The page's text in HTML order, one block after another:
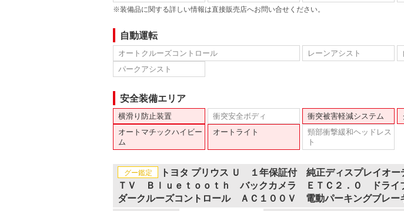
※装備品に関する詳しい情報は直接販売店へお問い合せください。
自動運転
オートクルーズコントロール レーンアシスト
パークアシスト
安全装備エリア
横滑り防止装置 衝突安全ボディ 衝突被害軽減システム
オートマチックハイビー
ム
オートライト
頸部衝撃緩和ヘッドレス
ト
グー鑑定
トヨタ プリウス Ｕ １年保証付 純正ディスプレイオ
ＴＶ Ｂｌｕｅｔｏｏｔｈ バックカメラ ＥＴＣ２．０ ドライ
ダークルーズコントロール ＡＣ１００Ｖ 電動パーキングブレー